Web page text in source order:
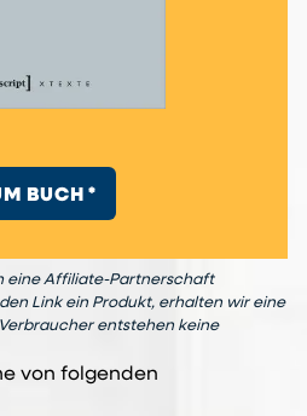
BUCH *
eine Affiliate-Partnerschaft
Link ein Produkt, erhalten wir eine
entstehen keine
von folgenden